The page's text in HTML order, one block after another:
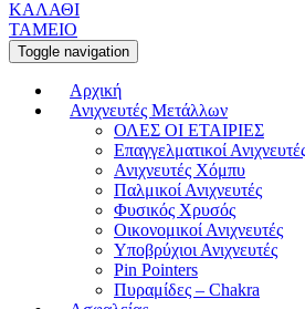
ΚΑΛΑΘΙ
ΤΑΜΕΙΟ
Toggle navigation
Αρχική
Ανιχνευτές Μετάλλων
ΟΛΕΣ ΟΙ ΕΤΑΙΡΙΕΣ
Επαγγελματικοί
Ανιχνευτές Χόμπυ
Παλμικοί Ανιχνευτές
Φυσικός Χρυσός
Οικονομικοί Ανιχνευτές
Υποβρύχιοι Ανιχνευτές
Pin Pointers
Πυραμίδες – Chakra